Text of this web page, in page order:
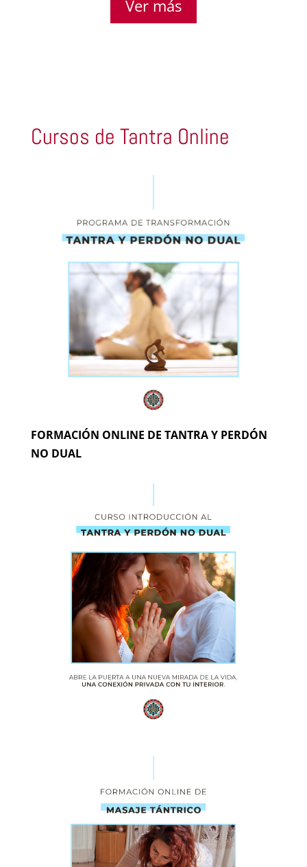
Ver más
Cursos de Tantra Online
FORMACIÓN ONLINE DE TANTRA Y PERDÓN
NO DUAL